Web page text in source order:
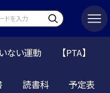
ない運動 【PTA】
読書科 予定表